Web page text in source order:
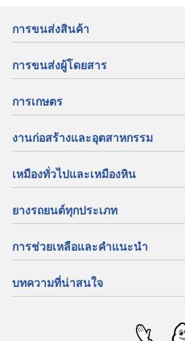
การขนส่งสินค้า
การขนส่งผู้โดยสาร
การเกษตร
งานก่อสร้างและอุตสาหกรรม
เหมืองทั่วไปและเหมืองหิน
ยางรถยนต์ทุกประเภท
การช่วยเหลือและคำแนะนำ
บทความที่น่าสนใจ